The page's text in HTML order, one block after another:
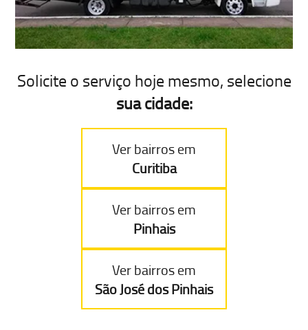
Solicite o serviço hoje mesmo, selecione
sua cidade:
Ver bairros em
Curitiba
Ver bairros em
Pinhais
Ver bairros em
São José dos Pinhais